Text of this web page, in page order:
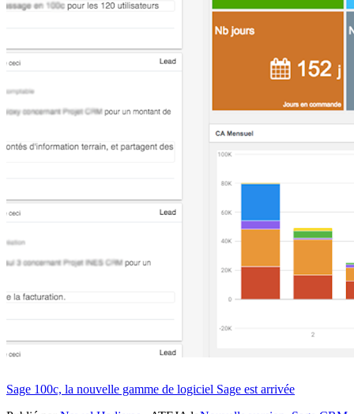
Sage 100c, la nouvelle gamme de logiciel Sage est arrivée